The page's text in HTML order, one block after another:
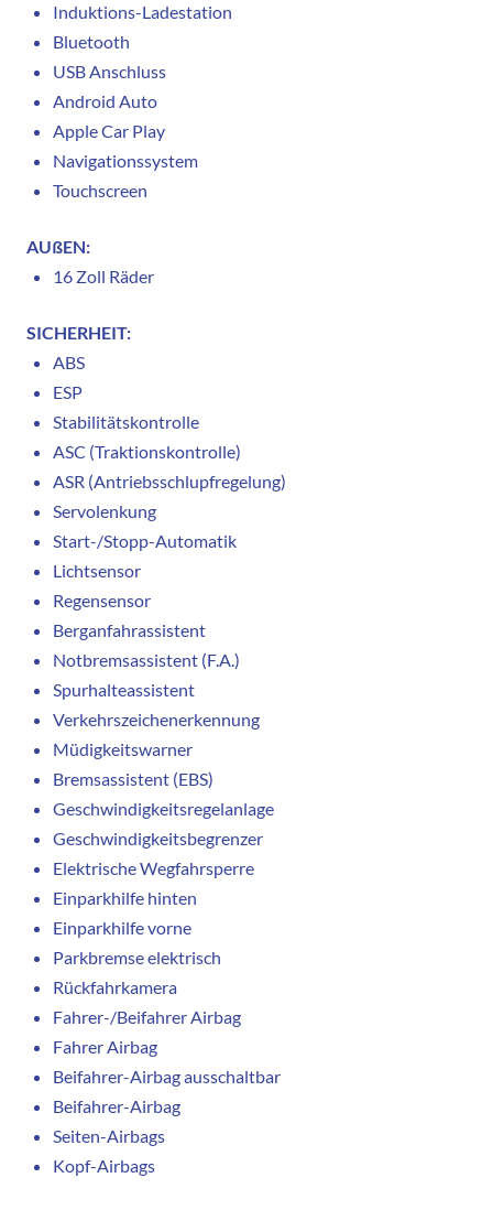
Induktions-Ladestation
Bluetooth
USB Anschluss
Android Auto
Apple Car Play
Navigationssystem
Touchscreen
AUßEN:
16 Zoll Räder
SICHERHEIT:
ABS
ESP
Stabilitätskontrolle
ASC (Traktionskontrolle)
ASR (Antriebsschlupfregelung)
Servolenkung
Start-/Stopp-Automatik
Lichtsensor
Regensensor
Berganfahrassistent
Notbremsassistent (F.A.)
Spurhalteassistent
Verkehrszeichenerkennung
Müdigkeitswarner
Bremsassistent (EBS)
Geschwindigkeitsregelanlage
Geschwindigkeitsbegrenzer
Elektrische Wegfahrsperre
Einparkhilfe hinten
Einparkhilfe vorne
Parkbremse elektrisch
Rückfahrkamera
Fahrer-/Beifahrer Airbag
Fahrer Airbag
Beifahrer-Airbag ausschaltbar
Beifahrer-Airbag
Seiten-Airbags
Kopf-Airbags